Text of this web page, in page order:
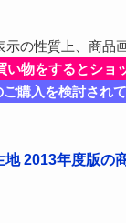
の性質上、商品
をするとショ
入を検討されて
2013年度版の